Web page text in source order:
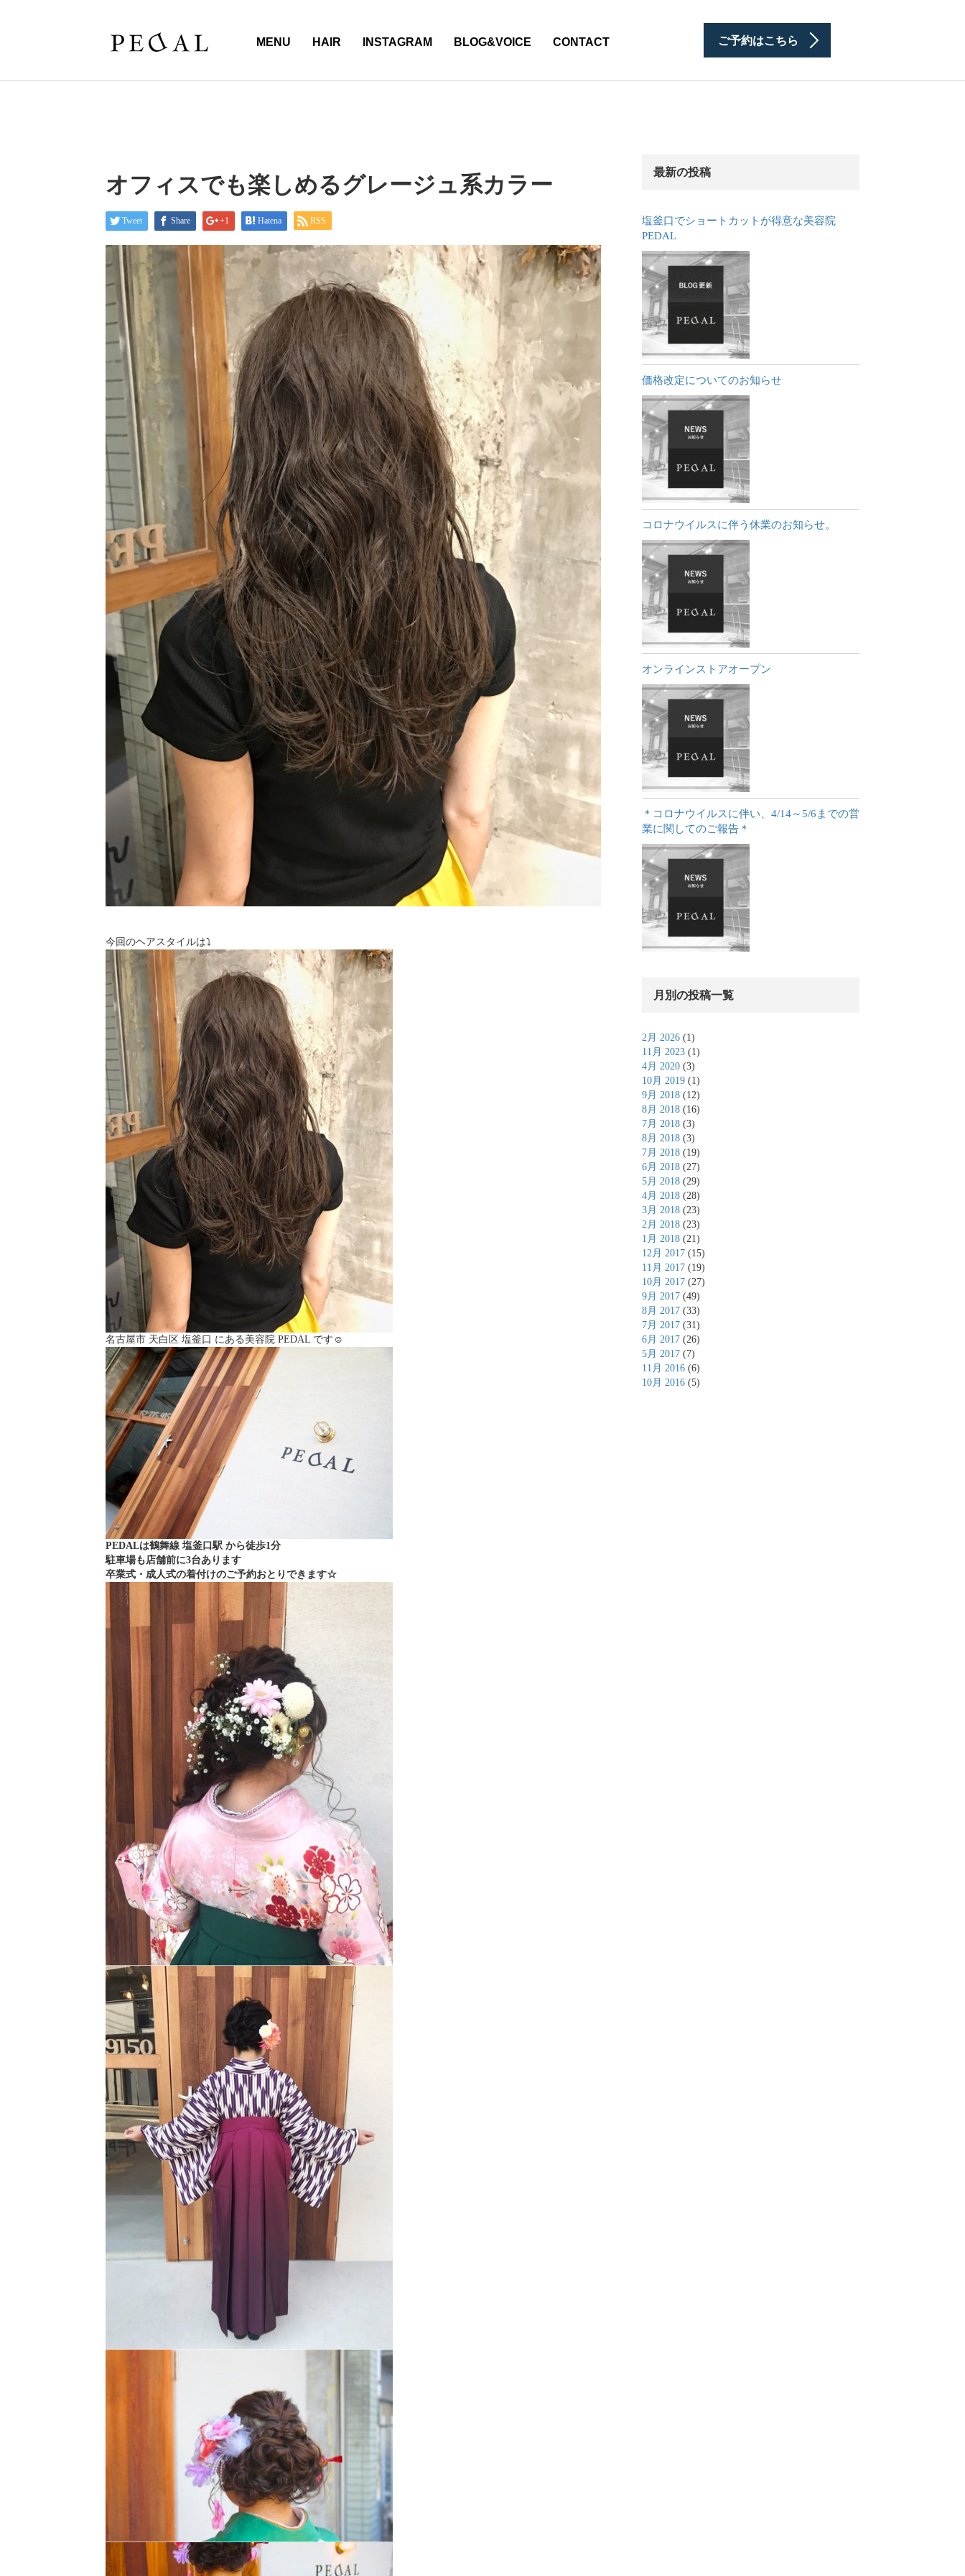
MENU HAIR INSTAGRAM BLOG&VOICE CONTACT ご予約はこちら
オフィスでも楽しめるグレージュ系カラー
Tweet Share +1 Hatena RSS
今回のヘアスタイルは⤵︎
名古屋市 天白区 塩釜口 にある美容院 PEDAL です☺︎
PEDALは鶴舞線 塩釜口駅 から徒歩1分
駐車場も店舗前に3台あります
卒業式・成人式の着付けのご予約おとりできます☆
最新の投稿
塩釜口でショートカットが得意な美容院
PEDAL
価格改定についてのお知らせ
コロナウイルスに伴う休業のお知らせ。
オンラインストアオープン
＊コロナウイルスに伴い、4/14～5/6までの営
業に関してのご報告＊
月別の投稿一覧
2月 2026 (1)
11月 2023 (1)
4月 2020 (3)
10月 2019 (1)
9月 2018 (12)
8月 2018 (16)
7月 2018 (3)
8月 2018 (3)
7月 2018 (19)
6月 2018 (27)
5月 2018 (29)
4月 2018 (28)
3月 2018 (23)
2月 2018 (23)
1月 2018 (21)
12月 2017 (15)
11月 2017 (19)
10月 2017 (27)
9月 2017 (49)
8月 2017 (33)
7月 2017 (31)
6月 2017 (26)
5月 2017 (7)
11月 2016 (6)
10月 2016 (5)